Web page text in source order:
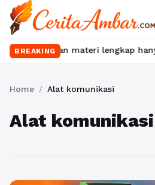
BREAKING
dan materi lengkap hanya di
Home / Alat komunikasi
Alat komunikasi